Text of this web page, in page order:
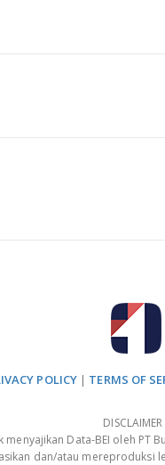
POLICY | TERMS OF
DISCLAIMER
Data-BEI oleh PT
dan/atau mereproduksi